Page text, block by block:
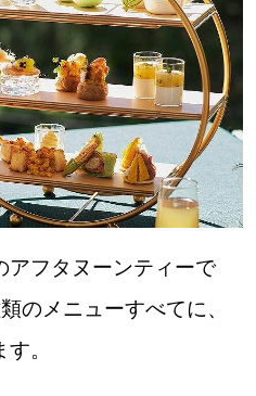
あなたとつくる、
け”WEBマガジン
アフタヌーンティーで
のメニューすべてに、
。